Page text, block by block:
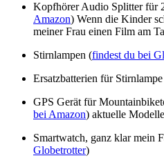
Kopfhörer Audio Splitter für
Amazon) Wenn die Kinder
meiner Frau einen Film am
Stirnlampen (findest du bei
Ersatzbatterien für
GPS Gerät für
bei Amazon) aktuelle
Smartwatch, ganz klar mein
Globetrotter)